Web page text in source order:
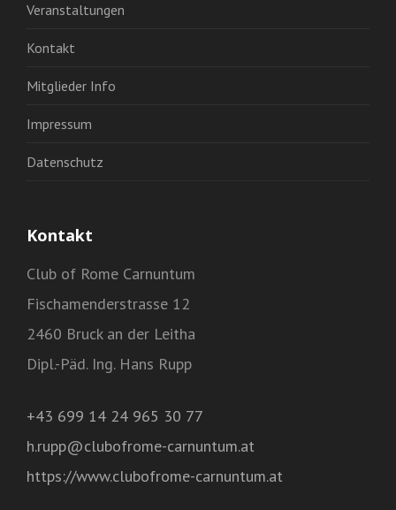
Veranstaltungen
Kontakt
Mitglieder Info
Impressum
Datenschutz
Kontakt
Club of Rome Carnuntum
Fischamenderstrasse 12
2460 Bruck an der Leitha
Dipl.-Päd. Ing. Hans Rupp
+43 699 14 24 965 30 77
h.rupp@clubofrome-carnuntum.at
https://www.clubofrome-carnuntum.at